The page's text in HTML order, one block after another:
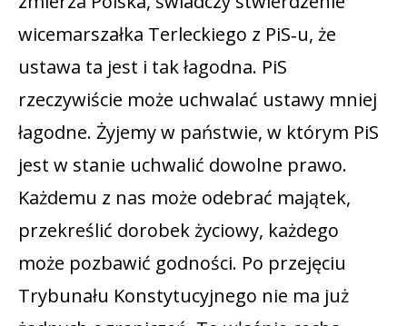
wicemarszałka Terleckiego z PiS‑u, że
ustawa ta jest i tak łagodna. PiS
rzeczywiście może uchwalać ustawy mniej
łagodne. Żyjemy w państwie, w którym PiS
jest w stanie uchwalić dowolne prawo.
Każdemu z nas może odebrać majątek,
przekreślić dorobek życiowy, każdego
może pozbawić godności. Po przejęciu
Trybunału Konstytucyjnego nie ma już